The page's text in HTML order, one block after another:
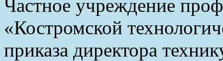
Частное учреждение
«Костромской
приказа директора